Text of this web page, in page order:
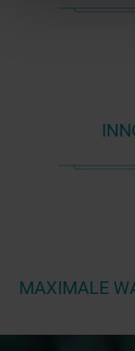
MAXIMALE